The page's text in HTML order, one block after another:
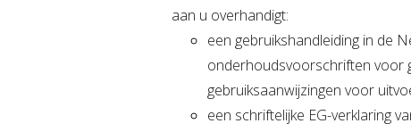
aan u overhandigt:
een gebruikshandleiding in de
onderhoudsvoorschriften voor
gebruiksaanwijzingen voor
een schriftelijke EG-verklaring